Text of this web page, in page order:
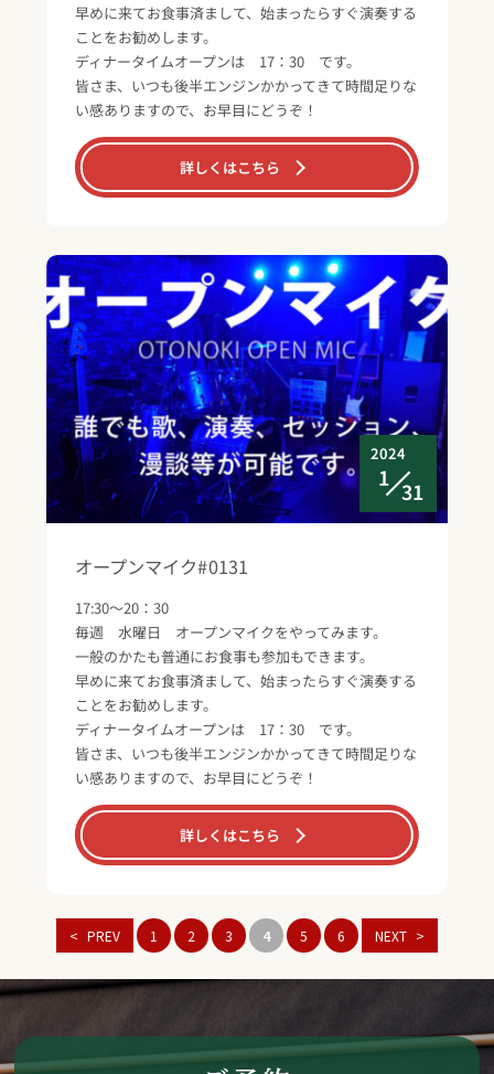
早めに来てお食事済まして、始まったらすぐ演奏する
ことをお勧めします。
ディナータイムオープンは 17：30 です。
皆さま、いつも後半エンジンかかってきて時間足りな
い感ありますので、お早目にどうぞ！
詳しくはこちら
2024
1
31
オープンマイク#0131
17:30～20：30
毎週 水曜日 オープンマイクをやってみます。
一般のかたも普通にお食事も参加もできます。
早めに来てお食事済まして、始まったらすぐ演奏する
ことをお勧めします。
ディナータイムオープンは 17：30 です。
皆さま、いつも後半エンジンかかってきて時間足りな
い感ありますので、お早目にどうぞ！
詳しくはこちら
PREV 1 2 3 4 5 6 NEXT